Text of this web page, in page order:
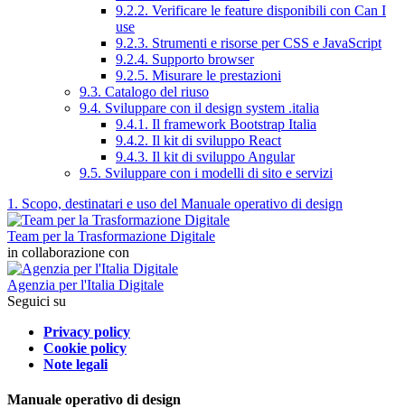
9.2.2. Verificare le feature disponibili con Can I
use
9.2.3. Strumenti e risorse per CSS e JavaScript
9.2.4. Supporto browser
9.2.5. Misurare le prestazioni
9.3. Catalogo del riuso
9.4. Sviluppare con il design system .italia
9.4.1. Il framework Bootstrap Italia
9.4.2. Il kit di sviluppo React
9.4.3. Il kit di sviluppo Angular
9.5. Sviluppare con i modelli di sito e servizi
1. Scopo, destinatari e uso del Manuale operativo di design
Team per la Trasformazione Digitale
in collaborazione con
Agenzia per l'Italia Digitale
Seguici su
Privacy policy
Cookie policy
Note legali
Manuale operativo di design